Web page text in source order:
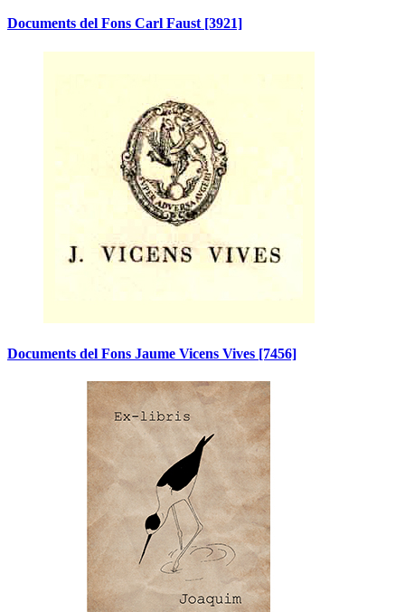
Documents del Fons Carl Faust [3921]
Documents del Fons Jaume Vicens Vives [7456]